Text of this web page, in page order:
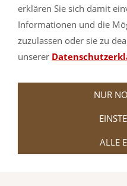
unserem
der
erklären Sie sich damit
Informationen und die
zuzulassen oder sie zu
unserer
NUR
ALLE